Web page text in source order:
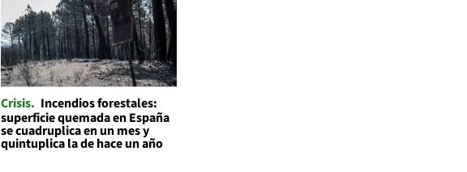
Crisis Incendios forestales:
superficie quemada en España
se cuadruplica en un mes y
quintuplica la de hace un año